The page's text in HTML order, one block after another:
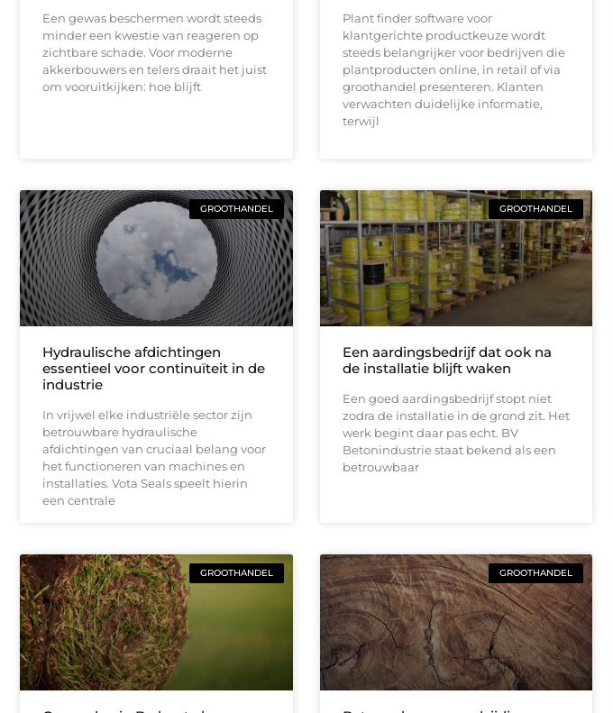
Een gewas beschermen wordt steeds
minder een kwestie van reageren op
zichtbare schade. Voor moderne
akkerbouwers en telers draait het juist
om vooruitkijken: hoe blijft
Plant finder software voor
klantgerichte productkeuze wordt
steeds belangrijker voor bedrijven die
plantproducten online, in retail of via
groothandel presenteren. Klanten
verwachten duidelijke informatie,
terwijl
GROOTHANDEL
Hydraulische afdichtingen
essentieel voor continuïteit in de
industrie
In vrijwel elke industriële sector zijn
betrouwbare hydraulische
afdichtingen van cruciaal belang voor
het functioneren van machines en
installaties. Vota Seals speelt hierin
een centrale
GROOTHANDEL
Een aardingsbedrijf dat ook na
de installatie blijft waken
Een goed aardingsbedrijf stopt niet
zodra de installatie in de grond zit. Het
werk begint daar pas echt. BV
Betonindustrie staat bekend als een
betrouwbaar
GROOTHANDEL GROOTHANDEL